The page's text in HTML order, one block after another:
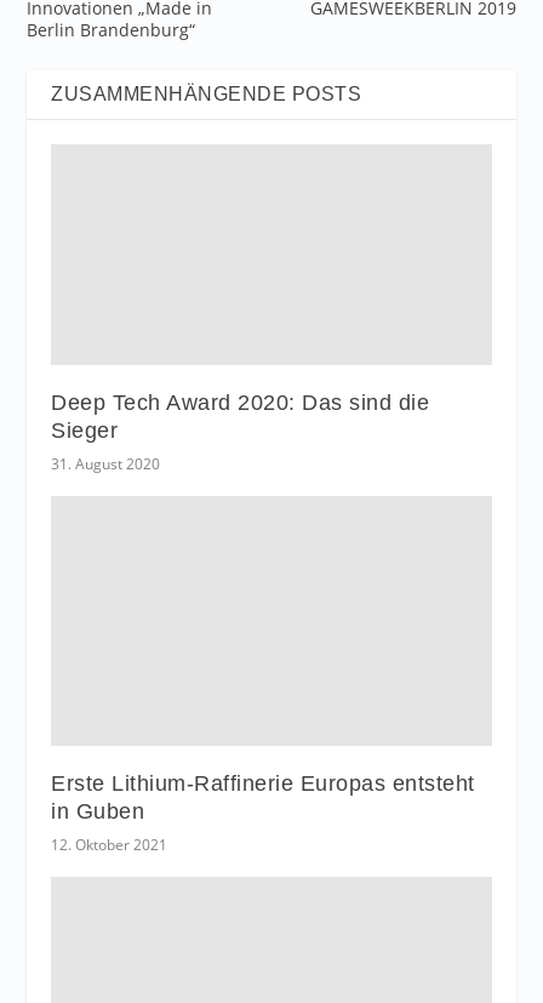
Innovationen „Made in
Berlin Brandenburg“
GAMESWEEKBERLIN 2019
ZUSAMMENHÄNGENDE POSTS
Deep Tech Award 2020: Das sind die
Sieger
31. August 2020
Erste Lithium-Raffinerie Europas entsteht
in Guben
12. Oktober 2021